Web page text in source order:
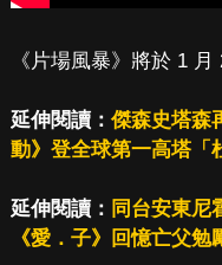
《片場風暴》將於 1 月
延伸閱讀： 傑森史塔森
動》登全球第一高塔「
延伸閱讀： 同台安東尼
《愛．子》回憶亡父勉